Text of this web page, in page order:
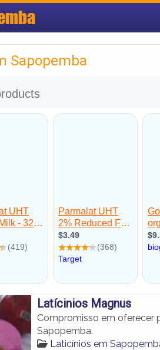
Sapopemba
Latícinios Magnus
Compromisso em oferecer
Sapopemba.
Laticínios em